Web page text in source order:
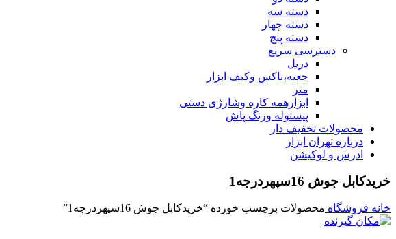
دسته سه
دسته چهار
دسته پنج
دسترسی سریع
دریل
جعبه،باکس وکیف ابزار
متر
ابزارهمه کاره وشارژی دستی
پیستوله ورنگ پاش
محصولات تخفیف دار
درباره تهران ابزار
ادرس و لوکیشن
خریدکابل جوش 16سپهردرجه1
خانه فروشگاه محصولات برچسب خورده “خریدکابل جوش 16سپهردرجه1”